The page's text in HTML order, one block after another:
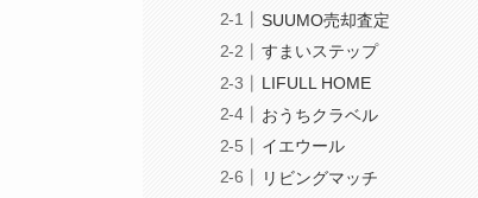
SUUMO売却査定
すまいステップ
LIFULL HOME
おうちクラベル
イエウール
リビングマッチ